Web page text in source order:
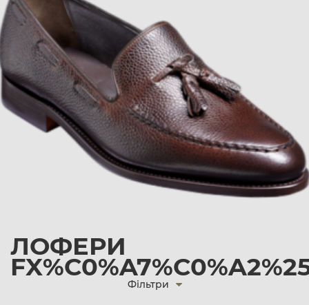
ЛОФЕРИ
Фільтри